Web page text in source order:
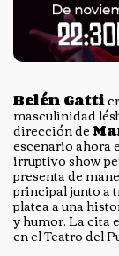
Belén Gatti
masculinidad
dirección de
escenario ahora
irruptivo show
presenta de
principal junto a
platea a una
y humor. La cita
en el Teatro del